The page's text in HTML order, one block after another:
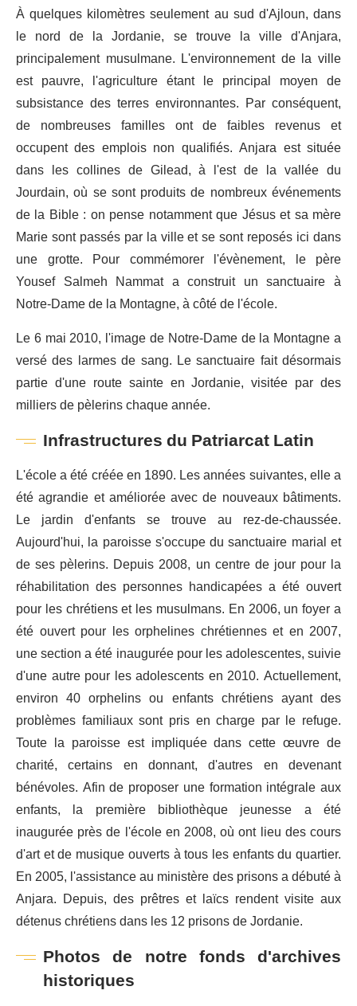
À quelques kilomètres seulement au sud d'Ajloun, dans
le nord de la Jordanie, se trouve la ville d'Anjara,
principalement musulmane. L'environnement de la ville
est pauvre, l'agriculture étant le principal moyen de
subsistance des terres environnantes. Par conséquent,
de nombreuses familles ont de faibles revenus et
occupent des emplois non qualifiés. Anjara est située
dans les collines de Gilead, à l'est de la vallée du
Jourdain, où se sont produits de nombreux événements
de la Bible : on pense notamment que Jésus et sa mère
Marie sont passés par la ville et se sont reposés ici dans
une grotte. Pour commémorer l'évènement, le père
Yousef Salmeh Nammat a construit un sanctuaire à
Notre-Dame de la Montagne, à côté de l'école.
Le 6 mai 2010, l'image de Notre-Dame de la Montagne a
versé des larmes de sang. Le sanctuaire fait désormais
partie d'une route sainte en Jordanie, visitée par des
milliers de pèlerins chaque année.
Infrastructures du Patriarcat Latin
L'école a été créée en 1890. Les années suivantes, elle a
été agrandie et améliorée avec de nouveaux bâtiments.
Le jardin d'enfants se trouve au rez-de-chaussée.
Aujourd'hui, la paroisse s'occupe du sanctuaire marial et
de ses pèlerins. Depuis 2008, un centre de jour pour la
réhabilitation des personnes handicapées a été ouvert
pour les chrétiens et les musulmans. En 2006, un foyer a
été ouvert pour les orphelines chrétiennes et en 2007,
une section a été inaugurée pour les adolescentes, suivie
d'une autre pour les adolescents en 2010. Actuellement,
environ 40 orphelins ou enfants chrétiens ayant des
problèmes familiaux sont pris en charge par le refuge.
Toute la paroisse est impliquée dans cette œuvre de
charité, certains en donnant, d'autres en devenant
bénévoles. Afin de proposer une formation intégrale aux
enfants, la première bibliothèque jeunesse a été
inaugurée près de l'école en 2008, où ont lieu des cours
d'art et de musique ouverts à tous les enfants du quartier.
En 2005, l'assistance au ministère des prisons a débuté à
Anjara. Depuis, des prêtres et laïcs rendent visite aux
détenus chrétiens dans les 12 prisons de Jordanie.
Photos de notre fonds d'archives
historiques